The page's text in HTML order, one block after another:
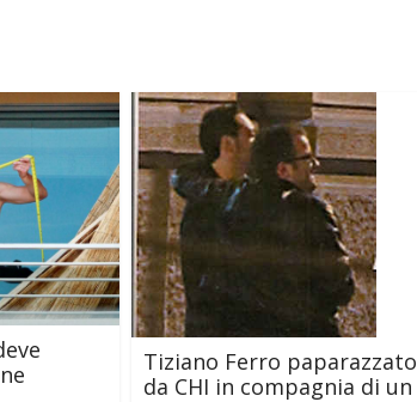
Tiziano Ferro paparazzato
da CHI in compagnia di un